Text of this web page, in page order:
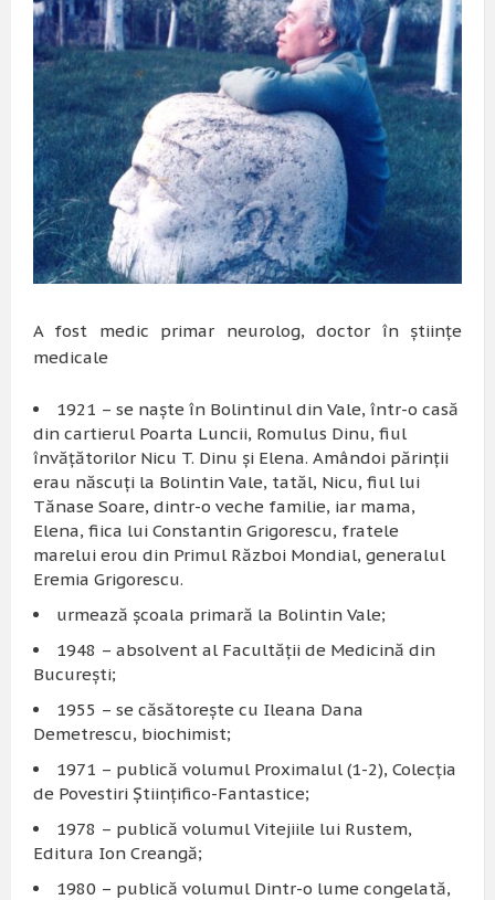
A fost medic primar neurolog, doctor în ştiinţe
medicale
1921 – se naşte în Bolintinul din Vale, într-o casă
din cartierul Poarta Luncii, Romulus Dinu, fiul
învăţătorilor Nicu T. Dinu şi Elena. Amândoi părinţii
erau născuţi la Bolintin Vale, tatăl, Nicu, fiul lui
Tănase Soare, dintr-o veche familie, iar mama,
Elena, fiica lui Constantin Grigorescu, fratele
marelui erou din Primul Război Mondial, generalul
Eremia Grigorescu.
urmează şcoala primară la Bolintin Vale;
1948 – absolvent al Facultăţii de Medicină din
Bucureşti;
1955 – se căsătoreşte cu Ileana Dana
Demetrescu, biochimist;
1971 – publică volumul Proximalul (1-2), Colecţia
de Povestiri Ştiinţifico-Fantastice;
1978 – publică volumul Vitejiile lui Rustem,
Editura Ion Creangă;
1980 – publică volumul Dintr-o lume congelată,